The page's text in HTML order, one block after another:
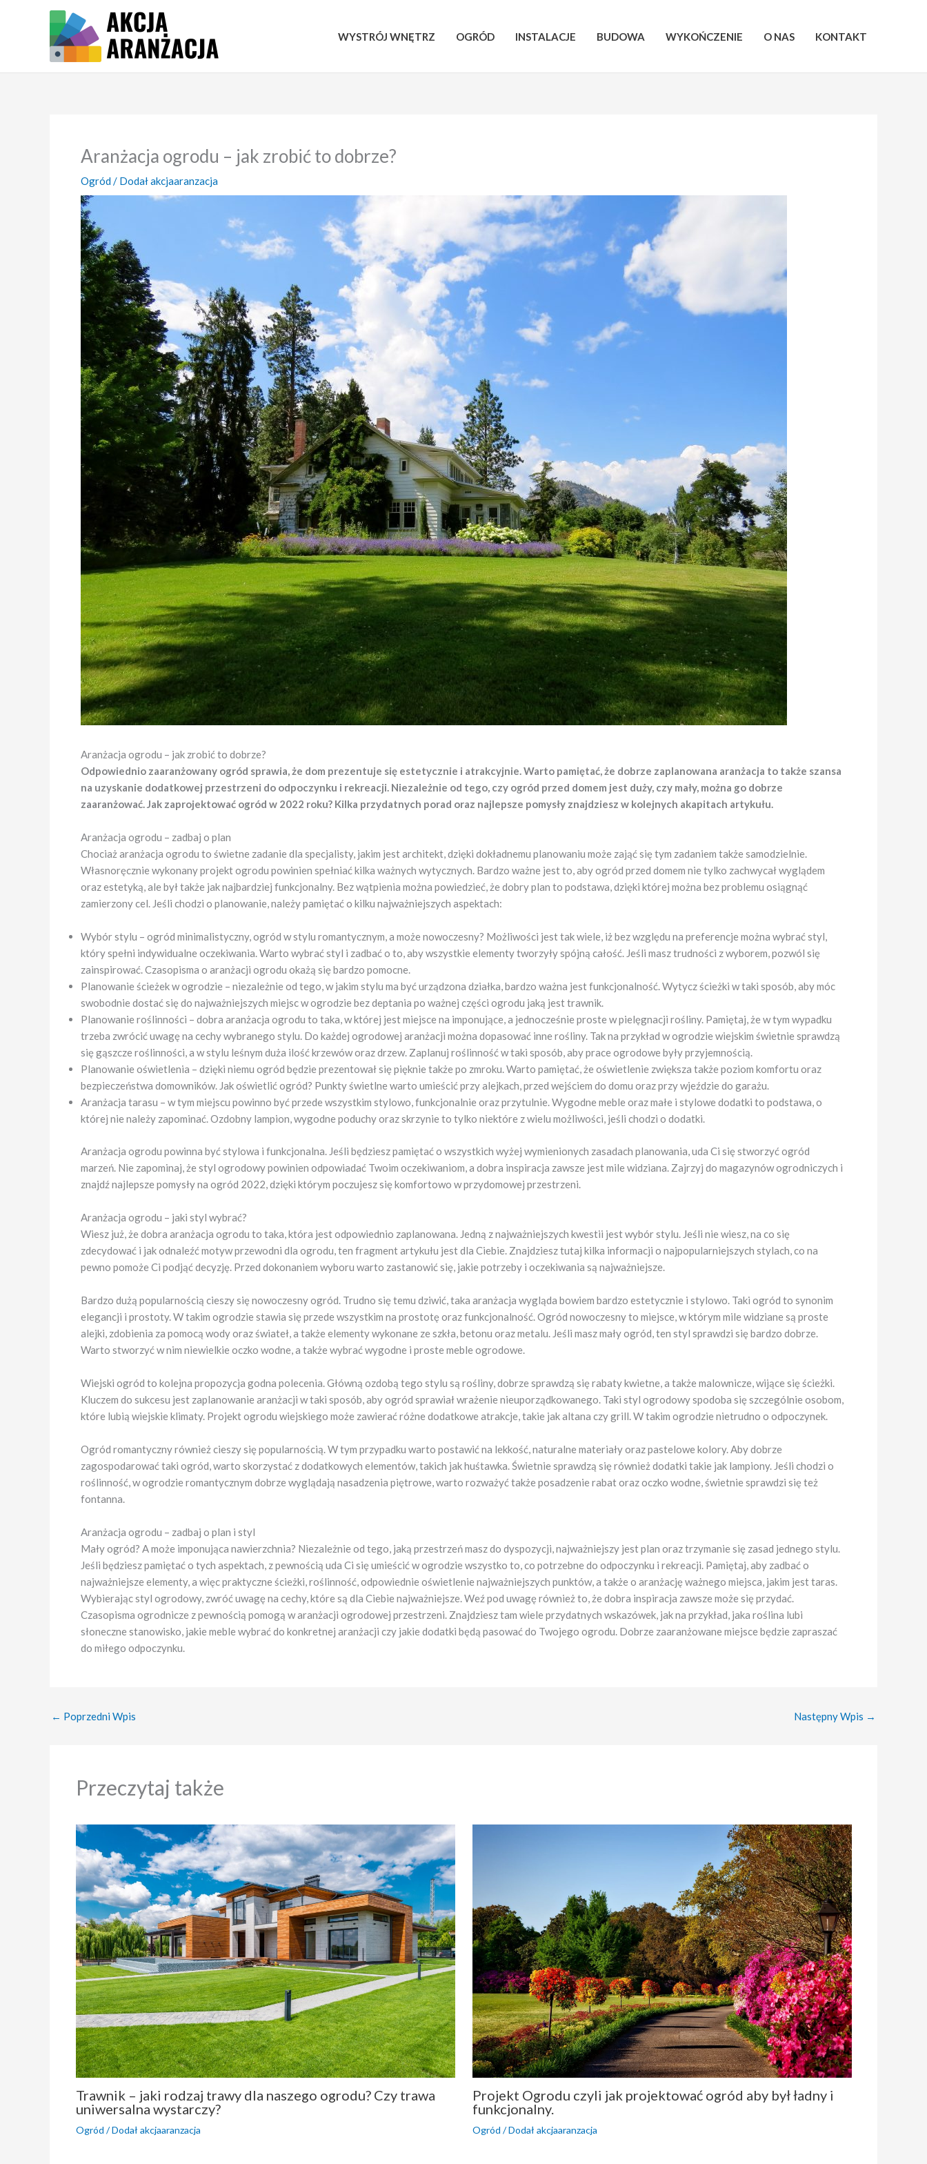
WYSTRÓJ WNĘTRZ OGRÓD INSTALACJE BUDOWA WYKOŃCZENIE O NAS KONTAKT
Aranżacja ogrodu – jak zrobić to dobrze?
Ogród/ Dodałakcjaaranzacja
Aranżacja ogrodu – jak zrobić to dobrze?
Odpowiednio zaaranżowany ogród sprawia, że dom prezentuje się estetycznie i atrakcyjnie. Warto pamiętać, że dobrze zaplanowana aranżacja to także szansa
na uzyskanie dodatkowej przestrzeni do odpoczynku i rekreacji. Niezależnie od tego, czy ogród przed domem jest duży, czy mały, można go dobrze
zaaranżować. Jak zaprojektować ogród w 2022 roku? Kilka przydatnych porad oraz najlepsze pomysły znajdziesz w kolejnych akapitach artykułu.
Aranżacja ogrodu – zadbaj o plan
Chociaż aranżacja ogrodu to świetne zadanie dla specjalisty, jakim jest architekt, dzięki dokładnemu planowaniu może zająć się tym zadaniem także samodzielnie.
Własnoręcznie wykonany projekt ogrodu powinien spełniać kilka ważnych wytycznych. Bardzo ważne jest to, aby ogród przed domem nie tylko zachwycał wyglądem
oraz estetyką, ale był także jak najbardziej funkcjonalny. Bez wątpienia można powiedzieć, że dobry plan to podstawa, dzięki której można bez problemu osiągnąć
zamierzony cel. Jeśli chodzi o planowanie, należy pamiętać o kilku najważniejszych aspektach:
Wybór stylu – ogród minimalistyczny, ogród w stylu romantycznym, a może nowoczesny? Możliwości jest tak wiele, iż bez względu na preferencje można wybrać styl,
który spełni indywidualne oczekiwania. Warto wybrać styl i zadbać o to, aby wszystkie elementy tworzyły spójną całość. Jeśli masz trudności z wyborem, pozwól się
zainspirować. Czasopisma o aranżacji ogrodu okażą się bardzo pomocne.
Planowanie ścieżek w ogrodzie – niezależnie od tego, w jakim stylu ma być urządzona działka, bardzo ważna jest funkcjonalność. Wytycz ścieżki w taki sposób, aby móc
swobodnie dostać się do najważniejszych miejsc w ogrodzie bez deptania po ważnej części ogrodu jaką jest trawnik.
Planowanie roślinności – dobra aranżacja ogrodu to taka, w której jest miejsce na imponujące, a jednocześnie proste w pielęgnacji rośliny. Pamiętaj, że w tym wypadku
trzeba zwrócić uwagę na cechy wybranego stylu. Do każdej ogrodowej aranżacji można dopasować inne rośliny. Tak na przykład w ogrodzie wiejskim świetnie sprawdzą
się gąszcze roślinności, a w stylu leśnym duża ilość krzewów oraz drzew. Zaplanuj roślinność w taki sposób, aby prace ogrodowe były przyjemnością.
Planowanie oświetlenia – dzięki niemu ogród będzie prezentował się pięknie także po zmroku. Warto pamiętać, że oświetlenie zwiększa także poziom komfortu oraz
bezpieczeństwa domowników. Jak oświetlić ogród? Punkty świetlne warto umieścić przy alejkach, przed wejściem do domu oraz przy wjeździe do garażu.
Aranżacja tarasu – w tym miejscu powinno być przede wszystkim stylowo, funkcjonalnie oraz przytulnie. Wygodne meble oraz małe i stylowe dodatki to podstawa, o
której nie należy zapominać. Ozdobny lampion, wygodne poduchy oraz skrzynie to tylko niektóre z wielu możliwości, jeśli chodzi o dodatki.
Aranżacja ogrodu powinna być stylowa i funkcjonalna. Jeśli będziesz pamiętać o wszystkich wyżej wymienionych zasadach planowania, uda Ci się stworzyć ogród
marzeń. Nie zapominaj, że styl ogrodowy powinien odpowiadać Twoim oczekiwaniom, a dobra inspiracja zawsze jest mile widziana. Zajrzyj do magazynów ogrodniczych i
znajdź najlepsze pomysły na ogród 2022, dzięki którym poczujesz się komfortowo w przydomowej przestrzeni.
Aranżacja ogrodu – jaki styl wybrać?
Wiesz już, że dobra aranżacja ogrodu to taka, która jest odpowiednio zaplanowana. Jedną z najważniejszych kwestii jest wybór stylu. Jeśli nie wiesz, na co się
zdecydować i jak odnaleźć motyw przewodni dla ogrodu, ten fragment artykułu jest dla Ciebie. Znajdziesz tutaj kilka informacji o najpopularniejszych stylach, co na
pewno pomoże Ci podjąć decyzję. Przed dokonaniem wyboru warto zastanowić się, jakie potrzeby i oczekiwania są najważniejsze.
Bardzo dużą popularnością cieszy się nowoczesny ogród. Trudno się temu dziwić, taka aranżacja wygląda bowiem bardzo estetycznie i stylowo. Taki ogród to synonim
elegancji i prostoty. W takim ogrodzie stawia się przede wszystkim na prostotę oraz funkcjonalność. Ogród nowoczesny to miejsce, w którym mile widziane są proste
alejki, zdobienia za pomocą wody oraz świateł, a także elementy wykonane ze szkła, betonu oraz metalu. Jeśli masz mały ogród, ten styl sprawdzi się bardzo dobrze.
Warto stworzyć w nim niewielkie oczko wodne, a także wybrać wygodne i proste meble ogrodowe.
Wiejski ogród to kolejna propozycja godna polecenia. Główną ozdobą tego stylu są rośliny, dobrze sprawdzą się rabaty kwietne, a także malownicze, wijące się ścieżki.
Kluczem do sukcesu jest zaplanowanie aranżacji w taki sposób, aby ogród sprawiał wrażenie nieuporządkowanego. Taki styl ogrodowy spodoba się szczególnie osobom,
które lubią wiejskie klimaty. Projekt ogrodu wiejskiego może zawierać różne dodatkowe atrakcje, takie jak altana czy grill. W takim ogrodzie nietrudno o odpoczynek.
Ogród romantyczny również cieszy się popularnością. W tym przypadku warto postawić na lekkość, naturalne materiały oraz pastelowe kolory. Aby dobrze
zagospodarować taki ogród, warto skorzystać z dodatkowych elementów, takich jak huśtawka. Świetnie sprawdzą się również dodatki takie jak lampiony. Jeśli chodzi o
roślinność, w ogrodzie romantycznym dobrze wyglądają nasadzenia piętrowe, warto rozważyć także posadzenie rabat oraz oczko wodne, świetnie sprawdzi się też
fontanna.
Aranżacja ogrodu – zadbaj o plan i styl
Mały ogród? A może imponująca nawierzchnia? Niezależnie od tego, jaką przestrzeń masz do dyspozycji, najważniejszy jest plan oraz trzymanie się zasad jednego stylu.
Jeśli będziesz pamiętać o tych aspektach, z pewnością uda Ci się umieścić w ogrodzie wszystko to, co potrzebne do odpoczynku i rekreacji. Pamiętaj, aby zadbać o
najważniejsze elementy, a więc praktyczne ścieżki, roślinność, odpowiednie oświetlenie najważniejszych punktów, a także o aranżację ważnego miejsca, jakim jest taras.
Wybierając styl ogrodowy, zwróć uwagę na cechy, które są dla Ciebie najważniejsze. Weź pod uwagę również to, że dobra inspiracja zawsze może się przydać.
Czasopisma ogrodnicze z pewnością pomogą w aranżacji ogrodowej przestrzeni. Znajdziesz tam wiele przydatnych wskazówek, jak na przykład, jaka roślina lubi
słoneczne stanowisko, jakie meble wybrać do konkretnej aranżacji czy jakie dodatki będą pasować do Twojego ogrodu. Dobrze zaaranżowane miejsce będzie zapraszać
do miłego odpoczynku.
← Poprzedni Wpis Następny Wpis →
Przeczytaj także
Trawnik – jaki rodzaj trawy dla naszego ogrodu? Czy trawa
uniwersalna wystarczy?
Ogród / Dodał akcjaaranzacja
Projekt Ogrodu czyli jak projektować ogród aby był ładny i
funkcjonalny.
Ogród / Dodał akcjaaranzacja